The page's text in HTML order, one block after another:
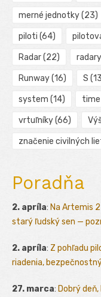
merné jednotky(23)
piloti (64)
Radar(22) radary
Runway(16) S
system (14) time
vrtuľníky(66)
značenie civilných
Poradňa
2. apríla: Na Artemis
starý ľudský sen —
2. apríla: Z pohľadu
riadenia,
27. marca: Dobrý